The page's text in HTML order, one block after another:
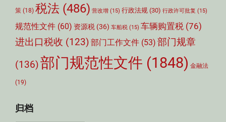
策 (18) 税法 (486) 营改增 (15) 行政法规 (30) 行政许可批复 (15)
规范性文件 (60) 资源税 (36) 车船税 (15) 车辆购置税 (76)
进出口税收 (123) 部门工作文件 (53) 部门规章
(136)部门规范性文件 (1848) 金融法
(19)
归档